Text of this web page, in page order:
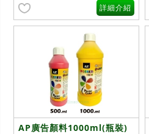
詳細介紹
AP廣告顏料1000ml(瓶裝)